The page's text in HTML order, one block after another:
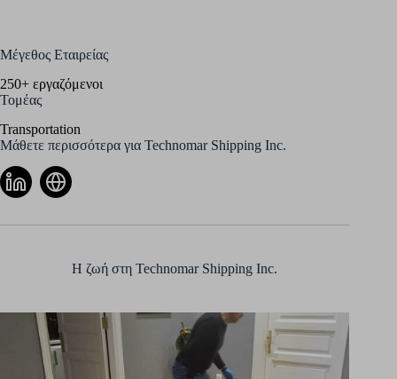
Μέγεθος Εταιρείας
250+ εργαζόμενοι
Τομέας
Transportation
Μάθετε περισσότερα για Technomar Shipping Inc.
Η ζωή στη Technomar Shipping Inc.